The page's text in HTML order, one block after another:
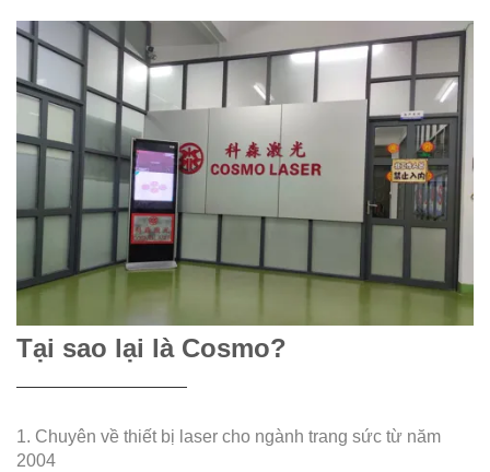
Tại sao lại là Cosmo?
1. Chuyên về thiết bị laser cho ngành trang sức từ năm
2004